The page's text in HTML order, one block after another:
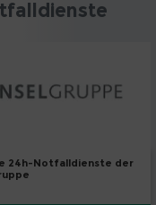
24h-Notfalldienste der